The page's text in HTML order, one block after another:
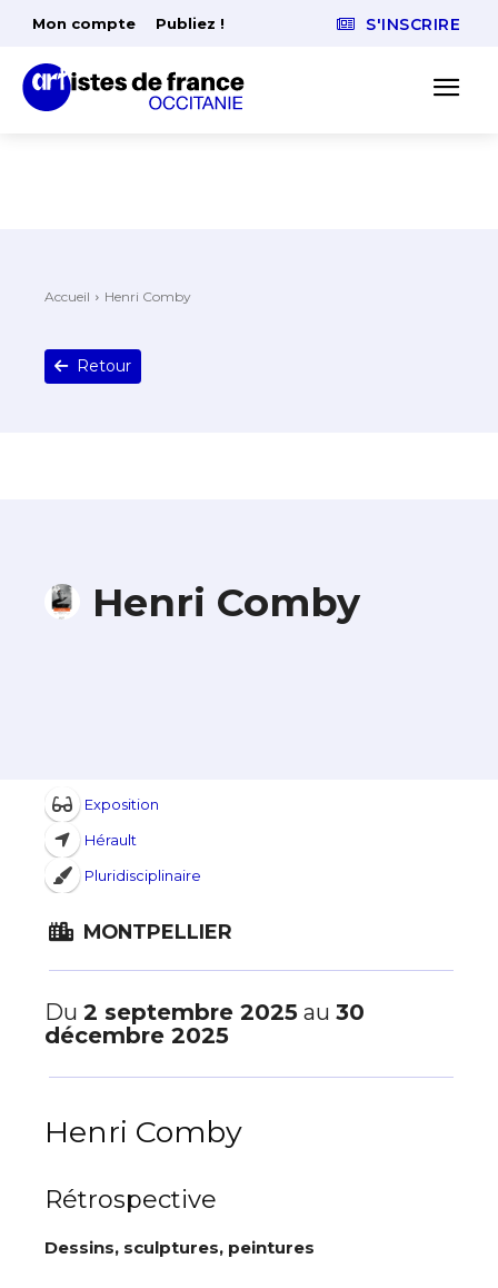
Mon compte Publiez ! S'INSCRIRE
Accueil Henri Comby
Retour
Henri Comby
Exposition
Hérault
Pluridisciplinaire
MONTPELLIER
Du 2 septembre 2025 au 30
décembre 2025
Henri Comby
Rétrospective
Dessins, sculptures, peintures